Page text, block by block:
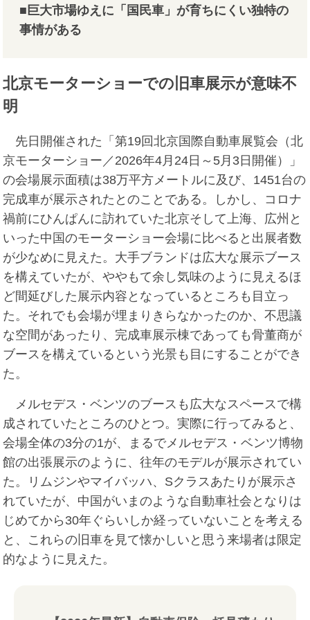
■巨大市場ゆえに「国民車」が育ちにくい独特の
事情がある
北京モーターショーでの旧車展示が意味不
明
先日開催された「第19回北京国際自動車展覧会（北
京モーターショー／2026年4月24日～5月3日開催）」
の会場展示面積は38万平方メートルに及び、1451台の
完成車が展示されたとのことである。しかし、コロナ
禍前にひんぱんに訪れていた北京そして上海、広州と
いった中国のモーターショー会場に比べると出展者数
が少なめに見えた。大手ブランドは広大な展示ブース
を構えていたが、ややもて余し気味のように見えるほ
ど間延びした展示内容となっているところも目立っ
た。それでも会場が埋まりきらなかったのか、不思議
な空間があったり、完成車展示棟であっても骨董商が
ブースを構えているという光景も目にすることができ
た。
メルセデス・ベンツのブースも広大なスペースで構
成されていたところのひとつ。実際に行ってみると、
会場全体の3分の1が、まるでメルセデス・ベンツ博物
館の出張展示のように、往年のモデルが展示されてい
た。リムジンやマイバッハ、Sクラスあたりが展示さ
れていたが、中国がいまのような自動車社会となりは
じめてから30年ぐらいしか経っていないことを考える
と、これらの旧車を見て懐かしいと思う来場者は限定
的なように見えた。